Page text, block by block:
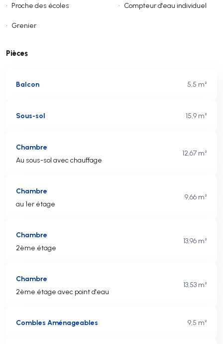
• Proche des écoles • Compteur d'eau individuel
• Grenier
Pièces
Balcon 5,5 m²
Sous-sol 15,9 m²
Chambre
Au sous-sol avec chauffage
12,67 m²
Chambre
au 1er étage
9,66 m²
Chambre
2ème étage
13,96 m²
Chambre
2ème étage avec point d'eau
13,53 m²
Combles Aménageables 9,5 m²